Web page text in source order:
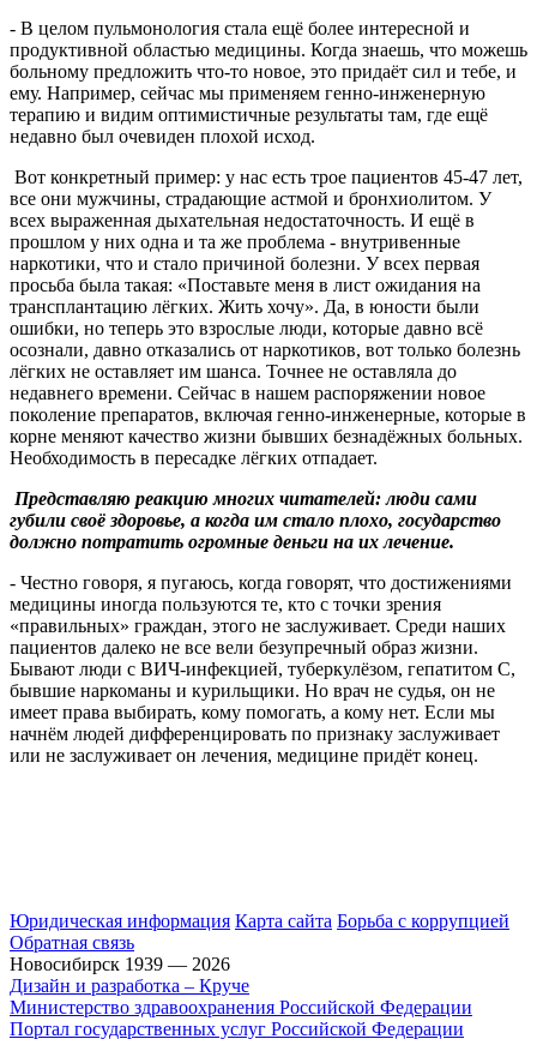
- В целом пульмонология стала ещё более интересной и
продуктивной областью медицины. Когда знаешь, что можешь
больному предложить что-то новое, это придаёт сил и тебе, и
ему. Например, сейчас мы применяем генно-инженерную
терапию и видим оптимистичные результаты там, где ещё
недавно был очевиден плохой исход.
Вот конкретный пример: у нас есть трое пациентов 45-47 лет,
все они мужчины, страдающие астмой и бронхиолитом. У
всех выраженная дыхательная недостаточность. И ещё в
прошлом у них одна и та же проблема - внутривенные
наркотики, что и стало причиной болезни. У всех первая
просьба была такая: «Поставьте меня в лист ожидания на
трансплантацию лёгких. Жить хочу». Да, в юности были
ошибки, но теперь это взрослые люди, которые давно всё
осознали, давно отказались от наркотиков, вот только болезнь
лёгких не оставляет им шанса. Точнее не оставляла до
недавнего времени. Сейчас в нашем распоряжении новое
поколение препаратов, включая генно-инженерные, которые в
корне меняют качество жизни бывших безнадёжных больных.
Необходимость в пересадке лёгких отпадает.
Представляю реакцию многих читателей: люди сами
губили своё здоровье, а когда им стало плохо, государство
должно потратить огромные деньги на их лечение.
- Честно говоря, я пугаюсь, когда говорят, что достижениями
медицины иногда пользуются те, кто с точки зрения
«правильных» граждан, этого не заслуживает. Среди наших
пациентов далеко не все вели безупречный образ жизни.
Бывают люди с ВИЧ-инфекцией, туберкулёзом, гепатитом С,
бывшие наркоманы и курильщики. Но врач не судья, он не
имеет права выбирать, кому помогать, а кому нет. Если мы
начнём людей дифференцировать по признаку заслуживает
или не заслуживает он лечения, медицине придёт конец.
Юридическая информация Карта сайта Борьба с коррупцией
Обратная связь
Новосибирск 1939 — 2026
Дизайн и разработка – Круче
Министерство здравоохранения Российской Федерации
Портал государственных услуг Российской Федерации